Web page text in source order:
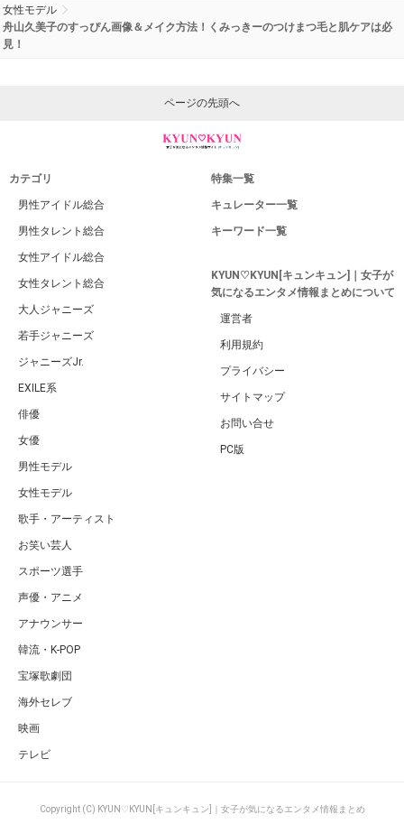
女性モデル
舟山久美子のすっぴん画像＆メイク方法！くみっきーのつけまつ毛と肌ケアは必
見！
ページの先頭へ
カテゴリ
男性アイドル総合
男性タレント総合
女性アイドル総合
女性タレント総合
大人ジャニーズ
若手ジャニーズ
ジャニーズJr.
EXILE系
俳優
女優
男性モデル
女性モデル
歌手・アーティスト
お笑い芸人
スポーツ選手
声優・アニメ
アナウンサー
韓流・K-POP
宝塚歌劇団
海外セレブ
映画
テレビ
特集一覧
キュレーター一覧
キーワード一覧
KYUN♡KYUN[キュンキュン]｜女子が
気になるエンタメ情報まとめについて
運営者
利用規約
プライバシー
サイトマップ
お問い合せ
PC版
Copyright (C) KYUN♡KYUN[キュンキュン]｜女子が気になるエンタメ情報まとめ